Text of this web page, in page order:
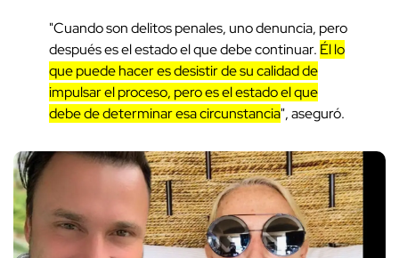
"Cuando son delitos penales, uno denuncia, pero
después es el estado el que debe continuar. Él lo
que puede hacer es desistir de su calidad de
impulsar el proceso, pero es el estado el que
debe de determinar esa circunstancia", aseguró.